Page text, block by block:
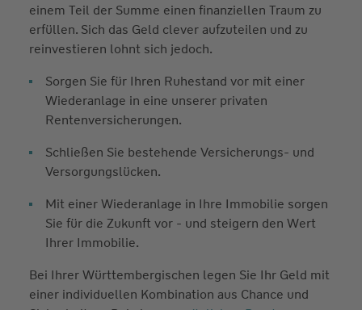
einem Teil der Summe einen finanziellen Traum zu
erfüllen. Sich das Geld clever aufzuteilen und zu
reinvestieren lohnt sich jedoch.
Sorgen Sie für Ihren Ruhestand vor mit einer
Wiederanlage in eine unserer privaten
Rentenversicherungen.
Schließen Sie bestehende Versicherungs- und
Versorgungslücken.
Mit einer Wiederanlage in Ihre Immobilie sorgen
Sie für die Zukunft vor - und steigern den Wert
Ihrer Immobilie.
Bei Ihrer Württembergischen legen Sie Ihr Geld mit
einer individuellen Kombination aus Chance und